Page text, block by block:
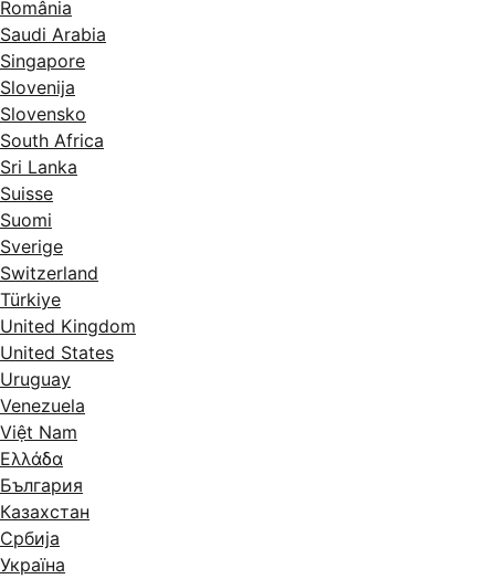
România
Saudi Arabia
Singapore
Slovenija
Slovensko
South Africa
Sri Lanka
Suisse
Suomi
Sverige
Switzerland
Türkiye
United Kingdom
United States
Uruguay
Venezuela
Việt Nam
Ελλάδα
България
Казахстан
Србија
Україна